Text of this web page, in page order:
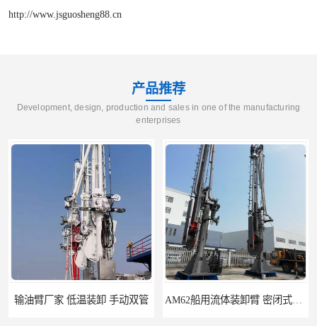
http://www.jsguosheng88.cn
产品推荐
Development, design, production and sales in one of the manufacturing
enterprises
输油臂厂家 低温装卸 手动双管